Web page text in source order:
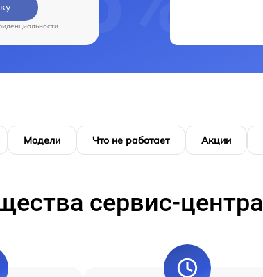
Модели Что не работает Акции
сервис-центра